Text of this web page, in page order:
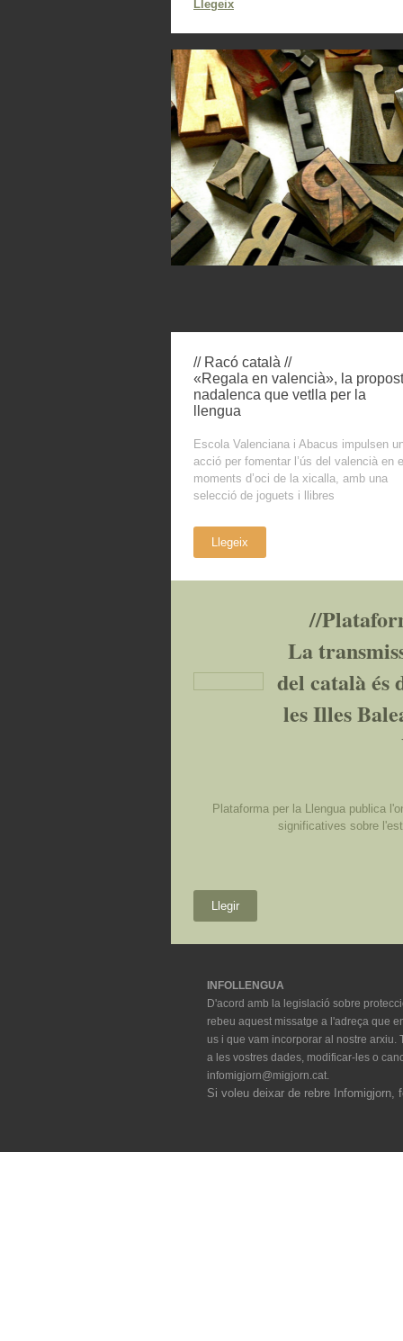
Llegeix
// Racó català //
«Regala en valencià», la
nadalenca que vetlla per la
llengua
Escola Valenciana i Abacus impulsen
acció per fomentar l’ús del valencià en
moments d’oci de la xicalla, amb una
selecció de joguets i llibres
Llegeix
//
La
del català és
les Illes
Plataforma per la Llengua publica
significatives sobre
Llegir
INFOLLENGUA
D'acord amb la legislació sobre
rebeu aquest missatge a l'adreça que
us i que vam incorporar al nostre arxiu.
a les vostres dades, modificar-les o
infomigjorn@migjorn.cat.
Si voleu deixar de rebre Infomigjorn,